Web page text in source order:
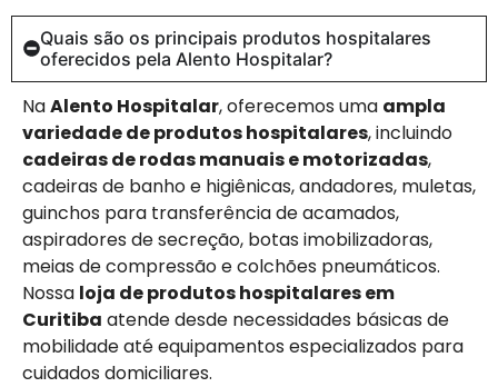
Quais são os principais produtos hospitalares
oferecidos pela Alento Hospitalar?
NaAlento Hospitalar, oferecemos uma ampla
variedade de produtos hospitalares, incluindo
cadeiras de rodas manuais e motorizadas,
cadeiras de banho e higiênicas, andadores, muletas,
guinchos para transferência de acamados,
aspiradores de secreção, botas imobilizadoras,
meias de compressão e colchões pneumáticos.
Nossa loja de produtos hospitalares em
Curitiba atende desde necessidades básicas de
mobilidade até equipamentos especializados para
cuidados domiciliares.